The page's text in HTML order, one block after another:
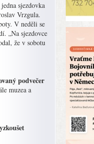
sjezdovka
Vrzgula.
V neděli se
„Na sjezdovce
že v sobotu
podvečer
muzea a